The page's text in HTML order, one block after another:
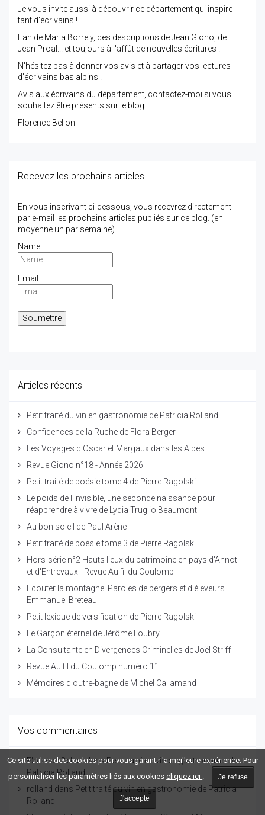
Je vous invite aussi à découvrir ce département qui inspire
tant d'écrivains !
Fan de Maria Borrely, des descriptions de Jean Giono, de
Jean Proal... et toujours à l'affût de nouvelles écritures !
N'hésitez pas à donner vos avis et à partager vos lectures
d'écrivains bas alpins !
Avis aux écrivains du département, contactez-moi si vous
souhaitez être présents sur le blog !
Florence Bellon
Recevez les prochains articles
En vous inscrivant ci-dessous, vous recevrez directement
par e-mail les prochains articles publiés sur ce blog. (en
moyenne un par semaine)
Name
Email
Articles récents
Petit traité du vin en gastronomie de Patricia Rolland
Confidences de la Ruche de Flora Berger
Les Voyages d'Oscar et Margaux dans les Alpes
Revue Giono n°18 - Année 2026
Petit traité de poésie tome 4 de Pierre Ragolski
Le poids de l'invisible, une seconde naissance pour
réapprendre à vivre de Lydia Truglio Beaumont
Au bon soleil de Paul Arène
Petit traité de poésie tome 3 de Pierre Ragolski
Hors-série n°2 Hauts lieux du patrimoine en pays d'Annot
et d'Entrevaux - Revue Au fil du Coulomp
Ecouter la montagne. Paroles de bergers et d'éleveurs.
Emmanuel Breteau
Petit lexique de versification de Pierre Ragolski
Le Garçon éternel de Jérôme Loubry
La Consultante en Divergences Criminelles de Joël Striff
Revue Au fil du Coulomp numéro 11
Mémoires d'outre-bagne de Michel Callamand
Vos commentaires
Florence BellondansPetit traité du vin en gastronomie de
Patricia Rolland
rolland dans Petit traité du vin en gastronomie de Patricia
Rolland
Ce site utilise des cookies pour vous garantir la meilleure expérience. Pour
personnaliser les paramètres liés aux cookiescliquez ici . Je refuse
J'accepte